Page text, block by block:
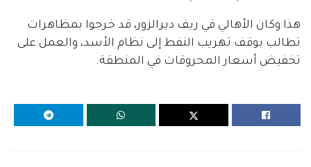
هذا وكان الأهالي في ريف ديرالزور، قد خرجوا بمظاهرات
تطالب بوقف تهريب النفط إلى نظام الأسد، والعمل على
تخفيض أسعار المحروقات في المنطقة.